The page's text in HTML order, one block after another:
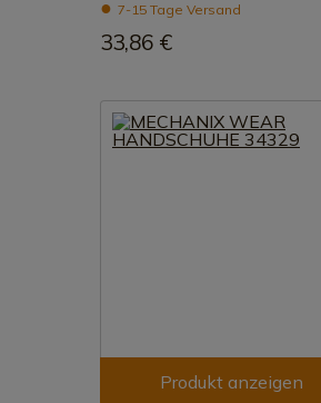
7-15 Tage Versand
33,86 €
Produkt anzeigen